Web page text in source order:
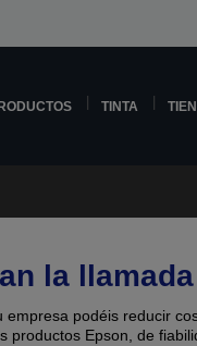
TINTA
la llamada
podéis reducir
productos Epson, de